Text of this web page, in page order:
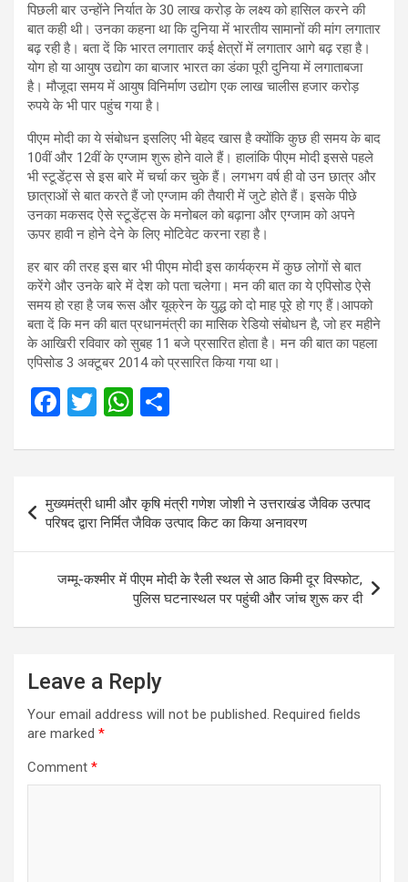
पिछली बार उन्होंने निर्यात के 30 लाख करोड़ के लक्ष्य को हासिल करने की
बात कही थी। उनका कहना था कि दुनिया में भारतीय सामानों की मांग लगातार
बढ़ रही है। बता दें कि भारत लगातार कई क्षेत्रों में लगातार आगे बढ़ रहा है।
योग हो या आयुष उद्योग का बाजार भारत का डंका पूरी दुनिया में लगाताबजा
है। मौजूदा समय में आयुष विनिर्माण उद्योग एक लाख चालीस हजार करोड़
रुपये के भी पार पहुंच गया है।
पीएम मोदी का ये संबोधन इसलिए भी बेहद खास है क्योंकि कुछ ही समय के बाद
10वीं और 12वीं के एग्जाम शुरू होने वाले हैं। हालांकि पीएम मोदी इससे पहले
भी स्टूडेंट्स से इस बारे में चर्चा कर चुके हैं। लगभग वर्ष ही वो उन छात्र और
छात्राओं से बात करते हैं जो एग्जाम की तैयारी में जुटे होते हैं। इसके पीछे
उनका मकसद ऐसे स्टूडेंट्स के मनोबल को बढ़ाना और एग्जाम को अपने
ऊपर हावी न होने देने के लिए मोटिवेट करना रहा है।
हर बार की तरह इस बार भी पीएम मोदी इस कार्यक्रम में कुछ लोगों से बात
करेंगे और उनके बारे में देश को पता चलेगा। मन की बात का ये एपिसोड ऐसे
समय हो रहा है जब रूस और यूक्रेन के युद्ध को दो माह पूरे हो गए हैं।आपको
बता दें कि मन की बात प्रधानमंत्री का मासिक रेडियो संबोधन है, जो हर महीने
के आखिरी रविवार को सुबह 11 बजे प्रसारित होता है। मन की बात का पहला
एपिसोड 3 अक्टूबर 2014 को प्रसारित किया गया था।
F
ce
b
o
o
k
T
tt
er
W
at
A
p
p
ar
e
navigation
मुख्यमंत्री धामी और कृषि मंत्री गणेश जोशी ने उत्तराखंड जैविक उत्पाद
परिषद द्वारा निर्मित जैविक उत्पाद किट का किया अनावरण
जम्मू-कश्मीर में पीएम मोदी के रैली स्थल से आठ किमी दूर विस्फोट,
पुलिस घटनास्थल पर पहुंची और जांच शुरू कर दी
Leave a Reply
Your email address will not be published. Required fields
are marked *
Comment *